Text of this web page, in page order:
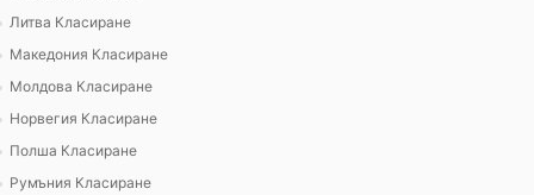
Литва Класиране
Македония Класиране
Молдова Класиране
Норвегия Класиране
Полша Класиране
Румъния Класиране